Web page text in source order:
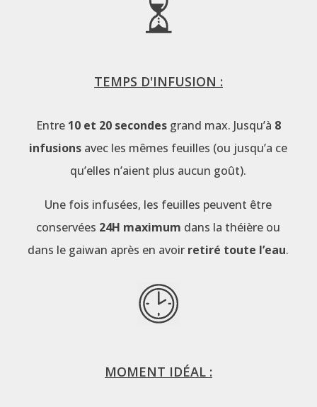
TEMPS D'INFUSION :
Entre 10 et 20 secondesgrand max. Jusqu’à 8
infusions avec les mêmes feuilles (ou jusqu’a ce
qu’elles n’aient plus aucun goût).
Une fois infusées, les feuilles peuvent être
conservées 24H maximum dans la théière ou
dans le gaiwan après en avoir retiré toute l’eau.
MOMENT IDÉAL :